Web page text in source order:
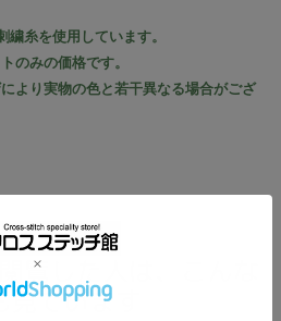
糸を使用しています。
のみの価格です。
より実物の色と若干異なる場合がござ
覧した人は、こんな
見ています